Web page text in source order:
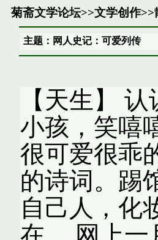
菊斋文学论坛>>文学创作>>
主题：网人史记：可爱列传
【天生】
小孩，笑嘻
很可爱很乖
的诗词。踢
自己人，化